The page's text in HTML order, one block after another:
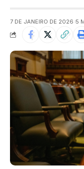
7 DE JANEIRO DE 2026 5